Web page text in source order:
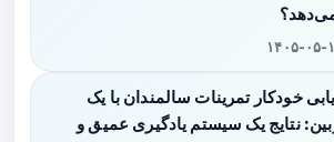
۰۵-۱۶
خودکار تمرینات سالمندان با یک
نتایج یک سیستم یادگیری عمیق و